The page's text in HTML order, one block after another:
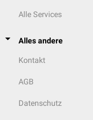
Alle Services
Alles andere
Kontakt
AGB
Datenschutz